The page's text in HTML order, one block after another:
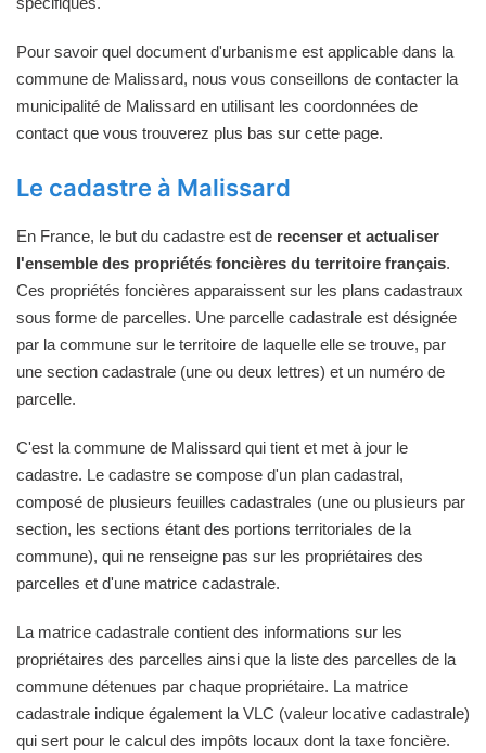
Pour savoir quel document d'urbanisme est applicable dans la
commune de Malissard, nous vous conseillons de contacter la
municipalité de Malissard en utilisant les coordonnées de
contact que vous trouverez plus bas sur cette page.
Le cadastre à Malissard
En France, le but du cadastre est de recenser et actualiser
l'ensemble des propriétés foncières du territoire français.
Ces propriétés foncières apparaissent sur les plans cadastraux
sous forme de parcelles. Une parcelle cadastrale est désignée
par la commune sur le territoire de laquelle elle se trouve, par
une section cadastrale (une ou deux lettres) et un numéro de
parcelle.
C'est la commune de Malissard qui tient et met à jour le
cadastre. Le cadastre se compose d'un plan cadastral,
composé de plusieurs feuilles cadastrales (une ou plusieurs par
section, les sections étant des portions territoriales de la
commune), qui ne renseigne pas sur les propriétaires des
parcelles et d'une matrice cadastrale.
La matrice cadastrale contient des informations sur les
propriétaires des parcelles ainsi que la liste des parcelles de la
commune détenues par chaque propriétaire. La matrice
cadastrale indique également la VLC (valeur locative cadastrale)
qui sert pour le calcul des impôts locaux dont la taxe foncière.